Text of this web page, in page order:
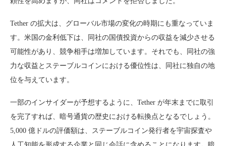
Tether の拡大は、グローバル市場の変化の時期にも重なっていま
す。米国の金利低下は、同社の国債投資からの収益を減少させる
可能性があり、競争相手は増加しています。それでも、同社の強
力な収益とステーブルコインにおける優位性は、同社に独自の地
位を与えています。
一部のインサイダーが予想するように、Tether が年末までに取引
を完了すれば、暗号通貨の歴史における転換点となるでしょう。
5,000 億ドルの評価額は、ステーブルコイン発行者を宇宙探査や